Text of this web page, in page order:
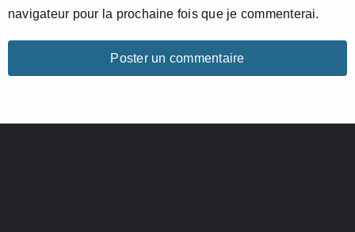
navigateur pour la prochaine fois que je commenterai.